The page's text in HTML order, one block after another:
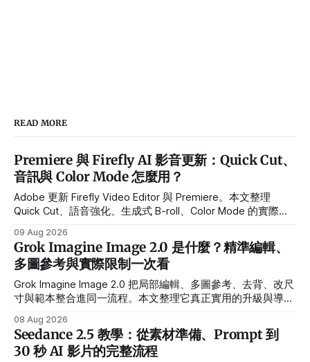
READ MORE
Premiere 與 Firefly AI 影音更新：Quick Cut、
音訊與 Color Mode 怎麼用？
Adobe 更新 Firefly Video Editor 與 Premiere。本文整理
Quick Cut、語音強化、生成式 B-roll、Color Mode 的實際用
09 Aug 2026
Grok Imagine Image 2.0 是什麼？精準編輯、
多圖參考與實際限制一次看
Grok Imagine Image 2.0 把局部編輯、多圖參考、去背、改尺
寸與範本整合進同一流程。本文整理它真正實用的升級與導入
08 Aug 2026
Seedance 2.5 教學：從素材準備、Prompt 到
30 秒 AI 影片的完整流程